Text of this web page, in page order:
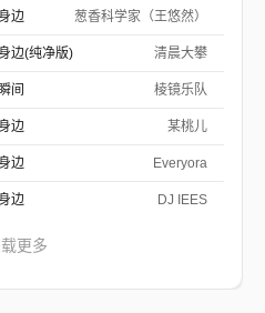
时间 再没有分别 携手走过明天
欢愉游跃摇曳
一切 都被你了解 十指错落相牵
艰险 哪怕是谎言 我等待你出现
边 葱香科学家（王悠然）
边(纯净版) 清晨大攀
间 棱镜乐队
边 某桃儿
边 Everyora
边 DJ IEES
更多